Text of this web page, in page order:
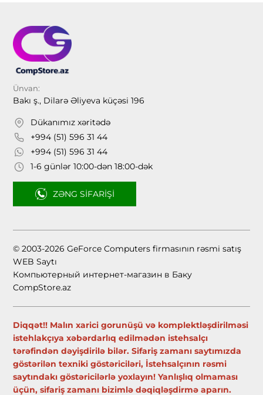
Ünvan:
Bakı ş., Dilarə Əliyeva küçəsi 196
Dükanımız xəritədə
+994 (51) 596 31 44
+994 (51) 596 31 44
1-6 günlər 10:00-dən 18:00-dək
ZƏNG SIFARIŞI
© 2003-2026 GeForce Computers firmasının rəsmi satış
WEB Saytı
Компьютерный интернет-магазин в Баку
CompStore.az
Diqqət!! Malın xarici gorunüşü və komplektləşdirilməsi
istehlakçıya xəbərdarlıq edilmədən istehsalçı
tərəfindən dəyişdirilə bilər. Sifariş zamanı saytımızda
göstərilən texniki göstəriciləri, İstehsalçının rəsmi
saytındakı göstəricilərlə yoxlayın! Yanlışlıq olmaması
üçün, sifariş zamanı bizimlə dəqiqləşdirmə aparın.